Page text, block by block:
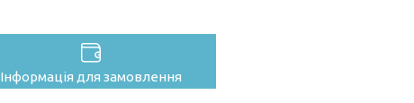
Інформація для замовлення